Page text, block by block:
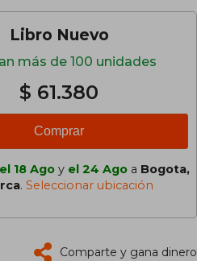
Libro Nuevo
más de 100 unidades
$ 61.380
Comprar
el 18 Ago y el 24 Ago a Bogota,
. Seleccionar ubicación
Comparte y gana dinero